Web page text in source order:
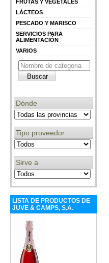
FRUTAS Y VEGETALES
LÁCTEOS
PESCADO Y MARISCO
SERVICIOS PARA
ALIMENTACIÓN
VARIOS
Dónde
Tipo proveedor
Sirve a
LISTA DE PRODUCTOS DE
JUVE & CAMPS, S.A.